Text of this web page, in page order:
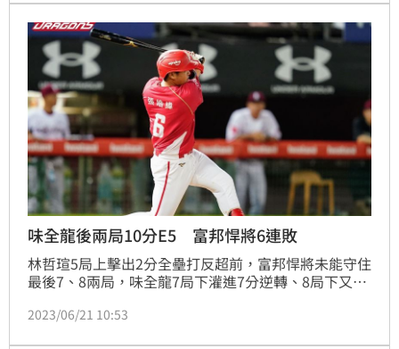
由投手擔任打者並接受指定任務的「全方位打擊王」，
另外還會進行熱鬧的「趣味接力賽」，由球員、女孩、
吉祥物等人聯手接力，參賽名單近期公佈。
味全龍後兩局10分E5 富邦悍將6連敗
林哲瑄5局上擊出2分全壘打反超前，富邦悍將未能守住
最後7、8兩局，味全龍7局下灌進7分逆轉、8局下又拿
季淘汰指數停留在E5，悍將9連不勝、苦吞6連敗。
2023/06/21 10:53